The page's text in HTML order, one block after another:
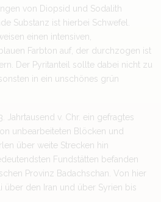
von Diopsid und Sodalith
Substanz ist hierbei Schwefel.
einen intensiven,
Farbton auf, der durchzogen ist
Der Pyritanteil sollte dabei nicht zu
in ein unschönes grün
Jahrtausend v. Chr. ein gefragtes
unbearbeiteten Blöcken und
über weite Strecken hin
Fundstätten befanden
Provinz Badachschan. Von hier
über den Iran und über Syrien bis